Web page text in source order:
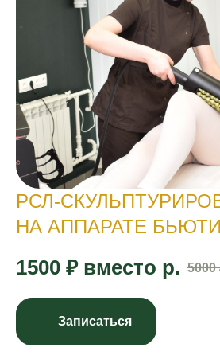
РСЛ-
НА АППАРАТЕ
1500 ₽ вместо р. 5000
Записаться